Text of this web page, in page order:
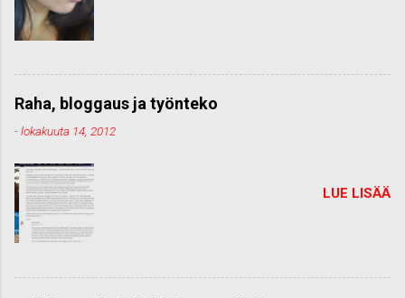
Raha, bloggaus ja työnteko
-lokakuuta 14, 2012
LUE LISÄÄ